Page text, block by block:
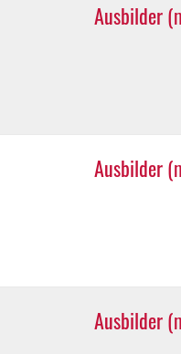
Ausbilder
Ausbilder
Ausbilder